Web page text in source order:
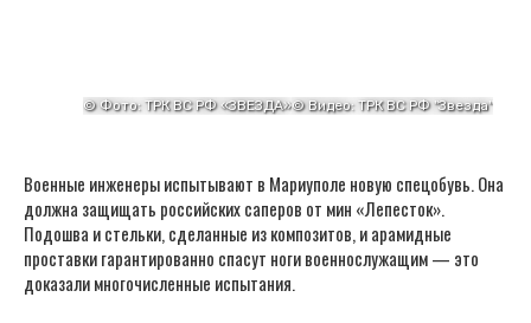
Военные инженеры испытывают в Мариуполе новую спецобувь. Она
должна защищать российских саперов от мин «Лепесток».
Подошва и стельки, сделанные из композитов, и арамидные
проставки гарантированно спасут ноги военнослужащим — это
доказали многочисленные испытания.